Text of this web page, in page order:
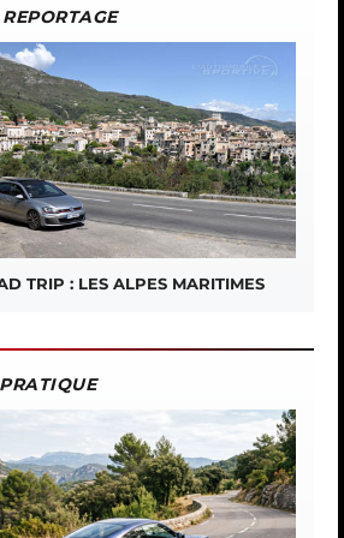
TRIP : LES ALPES MARITIMES